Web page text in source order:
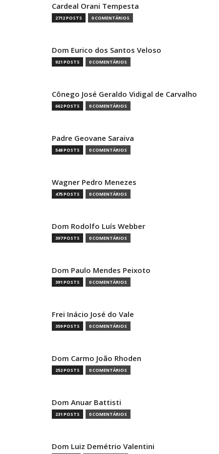
Cardeal Orani Tempesta
2712 POSTS 0 COMENTÁRIOS
Dom Eurico dos Santos Veloso
921 POSTS 0 COMENTÁRIOS
Cônego José Geraldo Vidigal de Carvalho
662 POSTS 0 COMENTÁRIOS
Padre Geovane Saraiva
548 POSTS 0 COMENTÁRIOS
Wagner Pedro Menezes
475 POSTS 0 COMENTÁRIOS
Dom Rodolfo Luís Webber
397 POSTS 0 COMENTÁRIOS
Dom Paulo Mendes Peixoto
391 POSTS 0 COMENTÁRIOS
Frei Inácio José do Vale
359 POSTS 0 COMENTÁRIOS
Dom Carmo João Rhoden
252 POSTS 0 COMENTÁRIOS
Dom Anuar Battisti
231 POSTS 0 COMENTÁRIOS
Dom Luiz Demétrio Valentini